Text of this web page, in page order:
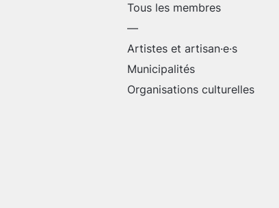
Tous les membres
—
Artistes et artisan·e·s
Municipalités
Organisations culturelles